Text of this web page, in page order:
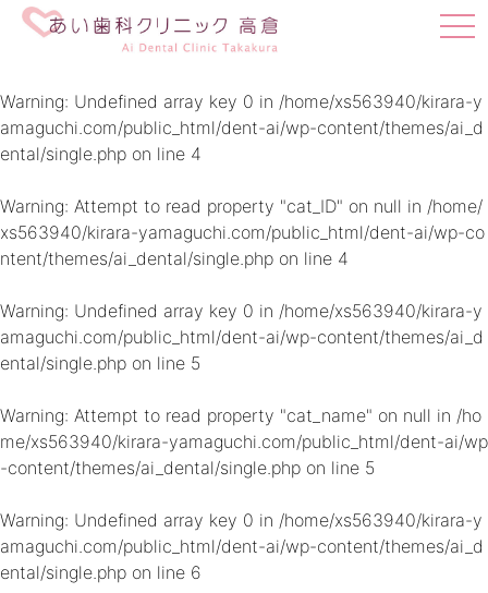
t
l
e
g
i
o
Warning: Undefined array key 0 in /home/xs563940/kirara-y
amaguchi.com/public_html/dent-ai/wp-content/themes/ai_d
ental/single.php on line 4
Warning: Attempt to read property "cat_ID" on null in /home/
xs563940/kirara-yamaguchi.com/public_html/dent-ai/wp-co
ntent/themes/ai_dental/single.php on line 4
Warning: Undefined array key 0 in /home/xs563940/kirara-y
amaguchi.com/public_html/dent-ai/wp-content/themes/ai_d
ental/single.php on line 5
Warning: Attempt to read property "cat_name" on null in /ho
me/xs563940/kirara-yamaguchi.com/public_html/dent-ai/wp
-content/themes/ai_dental/single.php on line 5
Warning: Undefined array key 0 in /home/xs563940/kirara-y
amaguchi.com/public_html/dent-ai/wp-content/themes/ai_d
ental/single.php on line 6